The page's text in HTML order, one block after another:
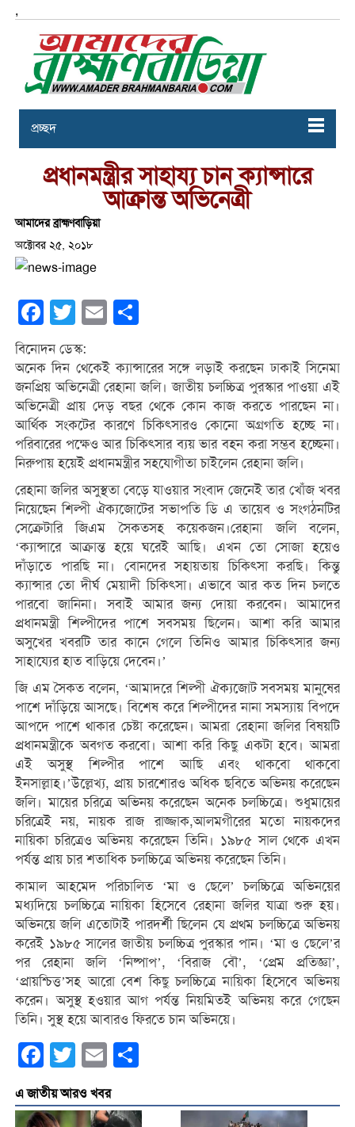
,
প্রচ্ছদ
প্রধানমন্ত্রীর সাহায্য চান ক্যান্সারে
আক্রান্ত অভিনেত্রী
আমাদের ব্রাহ্মণবাড়িয়া
অক্টোবর ২৫, ২০১৮
Facebook
Twitter Email
বিনোদন ডেস্ক:
অনেক দিন থেকেই ক্যান্সারের সঙ্গে লড়াই করছেন ঢাকাই সিনেমা
জনপ্রিয় অভিনেত্রী রেহানা জলি। জাতীয় চলচ্চিত্র পুরস্কার পাওয়া এই
অভিনেত্রী প্রায় দেড় বছর থেকে কোন কাজ করতে পারছেন না।
আর্থিক সংকটের কারণে চিকিৎসারও কোনো অগ্রগতি হচ্ছে না।
পরিবারের পক্ষেও আর চিকিৎসার ব্যয় ভার বহন করা সম্ভব হচ্ছেনা।
নিরুপায় হয়েই প্রধানমন্ত্রীর সহযোগীতা চাইলেন রেহানা জলি।
রেহানা জলির অসুস্থতা বেড়ে যাওয়ার সংবাদ জেনেই তার খোঁজ খবর
নিয়েছেন শিল্পী ঐক্যজোটের সভাপতি ডি এ তায়েব ও সংগঠনটির
সেক্রেটারি জিএম সৈকতসহ কয়েকজন।রেহানা জলি বলেন,
‘ক্যান্সারে আক্রান্ত হয়ে ঘরেই আছি। এখন তো সোজা হয়েও
দাঁড়াতে পারছি না। বোনদের সহায়তায় চিকিৎসা করছি। কিন্তু
ক্যান্সার তো দীর্ঘ মেয়াদী চিকিৎসা। এভাবে আর কত দিন চলতে
পারবো জানিনা। সবাই আমার জন্য দোয়া করবেন। আমাদের
প্রধানমন্ত্রী শিল্পীদের পাশে সবসময় ছিলেন। আশা করি আমার
অসুখের খবরটি তার কানে গেলে তিনিও আমার চিকিৎসার জন্য
সাহায্যের হাত বাড়িয়ে দেবেন।’
জি এম সৈকত বলেন, ‘আমাদরে শিল্পী ঐক্যজোট সবসময় মানুষের
পাশে দাঁড়িয়ে আসছে। বিশেষ করে শিল্পীদের নানা সমস্যায় বিপদে
আপদে পাশে থাকার চেষ্টা করেছেন। আমরা রেহানা জলির বিষয়টি
প্রধানমন্ত্রীকে অবগত করবো। আশা করি কিছু একটা হবে। আমরা
এই অসুস্থ শিল্পীর পাশে আছি এবং থাকবো থাকবো
ইনসাল্লাহ।’উল্লেখ্য, প্রায় চারশোরও অধিক ছবিতে অভিনয় করেছেন
জলি। মায়ের চরিত্রে অভিনয় করেছেন অনেক চলচ্চিত্রে। শুধুমায়ের
চরিত্রেই নয়, নায়ক রাজ রাজ্জাক,আলমগীরের মতো নায়কদের
নায়িকা চরিত্রেও অভিনয় করেছেন তিনি। ১৯৮৫ সাল থেকে এখন
পর্যন্ত প্রায় চার শতাধিক চলচ্চিত্রে অভিনয় করেছেন তিনি।
কামাল আহমেদ পরিচালিত ‘মা ও ছেলে’ চলচ্চিত্রে অভিনয়ের
মধ্যদিয়ে চলচ্চিত্রে নায়িকা হিসেবে রেহানা জলির যাত্রা শুরু হয়।
অভিনয়ে জলি এতোটাই পারদর্শী ছিলেন যে প্রথম চলচ্চিত্রে অভিনয়
করেই ১৯৮৫ সালের জাতীয় চলচ্চিত্র পুরস্কার পান। ‘মা ও ছেলে’র
পর রেহানা জলি ‘নিষ্পাপ’, ‘বিরাজ বৌ’, ‘প্রেম প্রতিজ্ঞা’,
‘প্রায়শ্চিত্ত’সহ আরো বেশ কিছু চলচ্চিত্রে নায়িকা হিসেবে অভিনয়
করেন। অসুস্থ হওয়ার আগ পর্যন্ত নিয়মিতই অভিনয় করে গেছেন
তিনি। সুস্থ হয়ে আবারও ফিরতে চান অভিনয়ে।
Facebook
Twitter Email
এ জাতীয় আরও খবর